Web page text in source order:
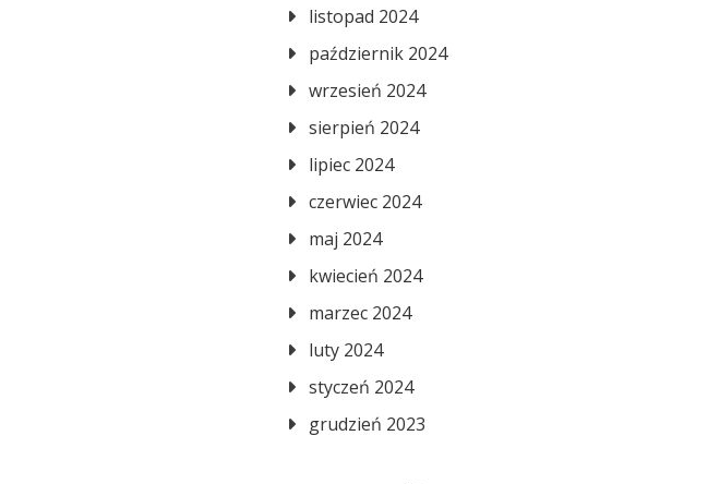
listopad 2024
październik 2024
wrzesień 2024
sierpień 2024
lipiec 2024
czerwiec 2024
maj 2024
kwiecień 2024
marzec 2024
luty 2024
styczeń 2024
grudzień 2023